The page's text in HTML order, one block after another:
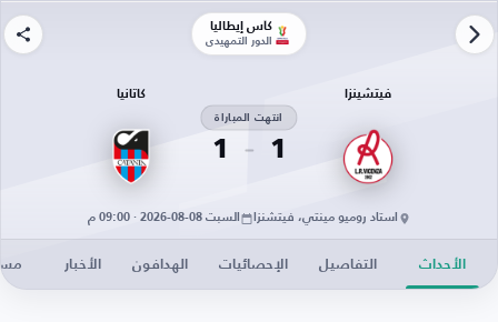
كأس إيطاليا
الدور التمهيدي
فيتشينزا
1
انتهت المباراة
1
كاتانيا
استاد روميو مينتي، فيتشنزا السبت 08-08-2026 · 09:00 م
الأحداث التفاصيل الإحصائيات الهدافون الأخبار